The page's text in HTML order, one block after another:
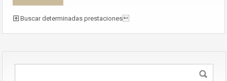
Buscar determinadas prestaciones